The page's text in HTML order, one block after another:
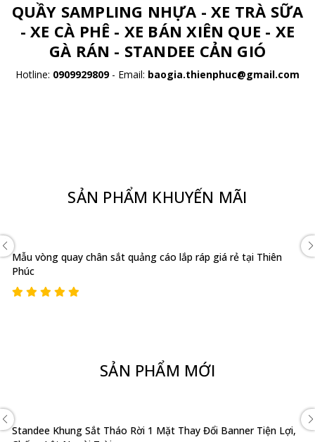
QUẦY SAMPLING NHỰA - XE TRÀ SỮA
- XE CÀ PHÊ - XE BÁN XIÊN QUE - XE
GÀ RÁN - STANDEE CẢN GIÓ
Hotline: 0909929809 - Email: baogia.thienphuc@gmail.com
SẢN PHẨM KHUYẾN MÃI
Mẫu vòng quay chân sắt quảng cáo lắp ráp giá rẻ tại Thiên
Phúc
SẢN PHẨM MỚI
Standee Khung Sắt Tháo Rời 1 Mặt Thay Đổi Banner Tiện Lợi,